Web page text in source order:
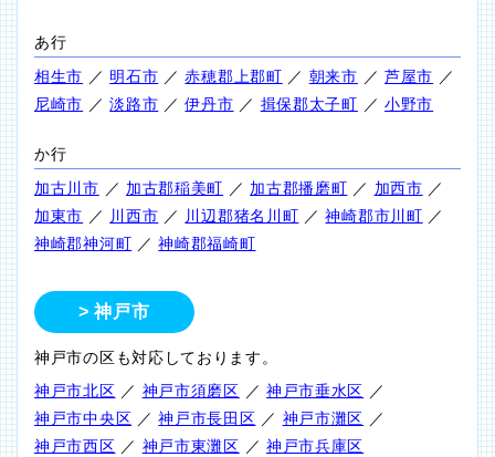
あ行
相生市 ／ 明石市 ／赤穂郡上郡町 ／ 朝来市 ／ 芦屋市 ／
尼崎市 ／淡路市 ／伊丹市 ／ 揖保郡太子町 ／ 小野市
か行
加古川市 ／ 加古郡稲美町 ／ 加古郡播磨町 ／ 加西市 ／
加東市 ／ 川西市 ／ 川辺郡猪名川町 ／神崎郡市川町 ／
神崎郡神河町 ／神崎郡福崎町
神戸市
神戸市の区も対応しております。
神戸市北区 ／ 神戸市須磨区 ／ 神戸市垂水区 ／
神戸市中央区 ／神戸市長田区 ／ 神戸市灘区 ／
神戸市西区 ／ 神戸市東灘区 ／ 神戸市兵庫区